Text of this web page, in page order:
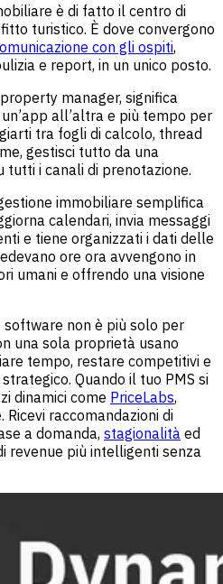
è di fatto il centro di
turistico. È dove convergono
con gli ospiti,
e report, in un unico posto.
manager, significa
all’altra e più tempo per
tra fogli di calcolo, thread
gestisci tutto da una
tutti i canali di prenotazione.
immobiliare semplifica
calendari, invia messaggi
e tiene organizzati i dati delle
ore ora avvengono in
umani e offrendo una visione
non è più solo per
una sola proprietà usano
tempo, restare competitivi e
Quando il tuo PMS si
dinamici come PriceLabs,
raccomandazioni di
a domanda, stagionalità ed
revenue più intelligenti senza